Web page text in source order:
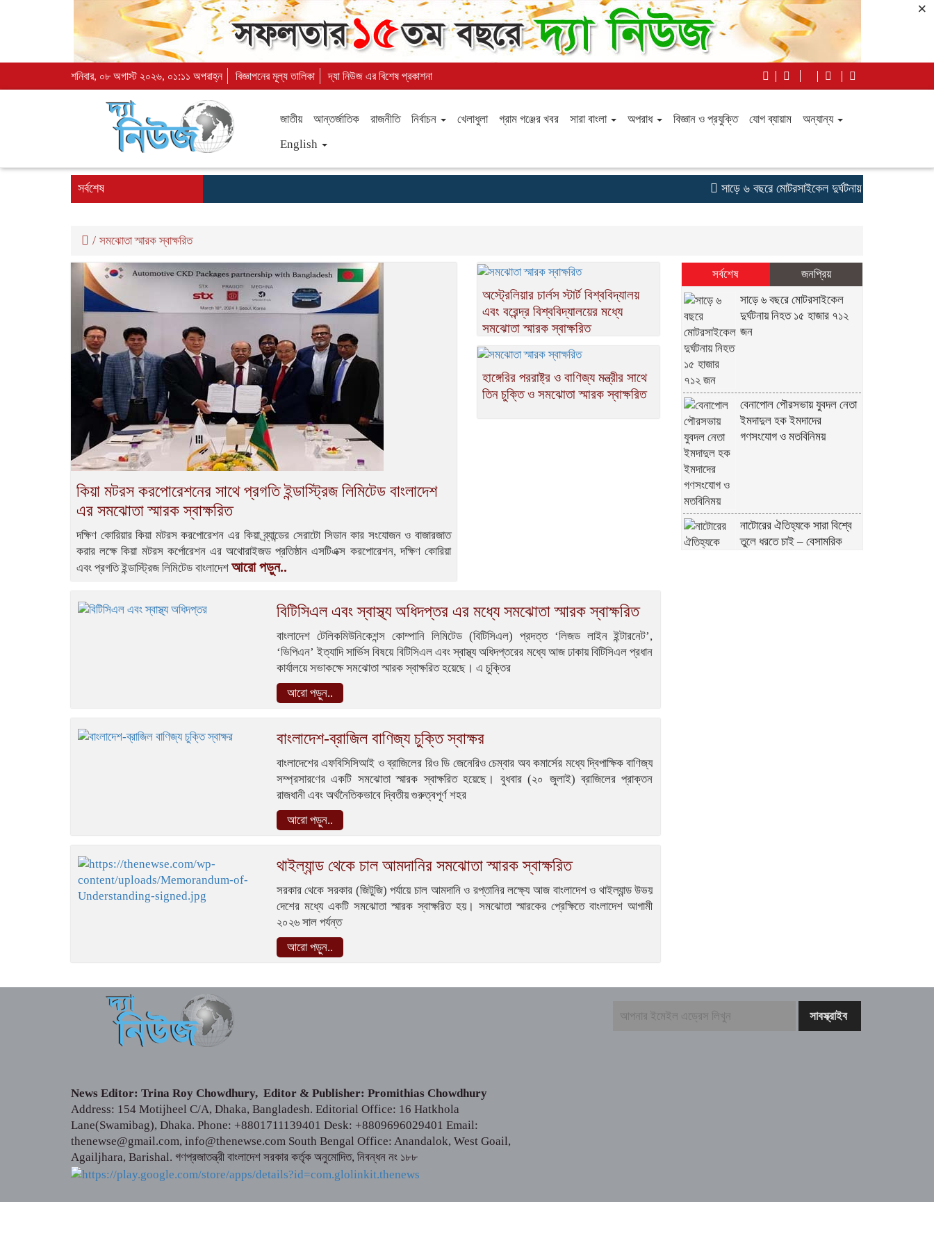
×
শনিবার, ০৮ অগাস্ট ২০২৬, ০১:১১ অপরাহ্ন বিজ্ঞাপনের মূল্য তালিকা দ্যা নিউজ এর বিশেষ প্রকাশনা
জাতীয় আন্তর্জাতিক রাজনীতি নির্বাচন খেলাধুলা গ্রাম গঞ্জের খবর সারা বাংলা অপরাধ বিজ্ঞান ও প্রযুক্তি যোগ ব্যায়াম
অন্যান্য
English
সর্বশেষ সাড়ে ৬ বছরে মোটরসাইকেল দুর্ঘটনায় নিহত ১৫ হাজার
/ সমঝোতা স্মারক স্বাক্ষরিত
কিয়া মটরস করপোরেশনের সাথে প্রগতি ইন্ডাস্ট্রিজ লিমিটেড বাংলাদেশ
এর সমঝোতা স্মারক স্বাক্ষরিত
দক্ষিণ কোরিয়ার কিয়া মটরস করপোরেশন এর কিয়া ব্র্যান্ডের সেরাটো সিডান কার সংযোজন ও বাজারজাত
করার লক্ষে কিয়া মটরস কর্পোরেশন এর অথোরাইজড প্রতিষ্ঠান এসটিএক্স করপোরেশন, দক্ষিণ কোরিয়া
এবং প্রগতি ইন্ডাস্ট্রিজ লিমিটেড বাংলাদেশ আরো পড়ুন..
অস্ট্রেলিয়ার চার্লস স্টার্ট বিশ্ববিদ্যালয়
এবং বরেন্দ্র বিশ্ববিদ্যালয়ের মধ্যে
সমঝোতা স্মারক স্বাক্ষরিত
হাঙ্গেরির পররাষ্ট্র ও বাণিজ্য মন্ত্রীর সাথে
তিন চুক্তি ও সমঝোতা স্মারক স্বাক্ষরিত
বিটিসিএল এবং স্বাস্থ্য অধিদপ্তর এর মধ্যে সমঝোতা স্মারক স্বাক্ষরিত
বাংলাদেশ টেলিকমিউনিকেশন্স কোম্পানি লিমিটেড (বিটিসিএল) প্রদত্ত ‘লিজড লাইন ইন্টারনেট’,
‘ভিপিএন’ ইত্যাদি সার্ভিস বিষয়ে বিটিসিএল এবং স্বাস্থ্য অধিদপ্তরের মধ্যে আজ ঢাকায় বিটিসিএল প্রধান
কার্যালয়ে সভাকক্ষে সমঝোতা স্মারক স্বাক্ষরিত হয়েছে। এ চুক্তির
আরো পড়ুন..
বাংলাদেশ-ব্রাজিল বাণিজ্য চুক্তি স্বাক্ষর
বাংলাদেশের এফবিসিসিআই ও ব্রাজিলের রিও ডি জেনেরিও চেম্বার অব কমার্সের মধ্যে দ্বিপাক্ষিক বাণিজ্য
সম্প্রসারণের একটি সমঝোতা স্মারক স্বাক্ষরিত হয়েছে। বুধবার (২০ জুলাই) ব্রাজিলের প্রাক্তন
রাজধানী এবং অর্থনৈতিকভাবে দ্বিতীয় গুরুত্বপূর্ণ শহর
আরো পড়ুন..
থাইল্যান্ড থেকে চাল আমদানির সমঝোতা স্মারক স্বাক্ষরিত
সরকার থেকে সরকার (জিটুজি) পর্যায়ে চাল আমদানি ও রপ্তানির লক্ষ্যে আজ বাংলাদেশ ও থাইল্যান্ড উভয়
দেশের মধ্যে একটি সমঝোতা স্মারক স্বাক্ষরিত হয়। সমঝোতা স্মারকের প্রেক্ষিতে বাংলাদেশ আগামী
২০২৬ সাল পর্যন্ত
আরো পড়ুন..
সর্বশেষ
জনপ্রিয়
সাড়ে ৬ বছরে মোটরসাইকেল
দুর্ঘটনায় নিহত ১৫ হাজার ৭১২
জন
বেনাপোল পৌরসভায় যুবদল নেতা
ইমদাদুল হক ইমদাদের
গণসংযোগ ও মতবিনিময়
নাটোরের ঐতিহ্যকে সারা বিশ্বে
তুলে ধরতে চাই – বেসামরিক
বোতল ভারতীয় নেশা জাতীয়
News Editor: Trina Roy Chowdhury, Editor & Publisher: Promithias Chowdhury
Address: 154 Motijheel C/A, Dhaka, Bangladesh. Editorial Office: 16 Hatkhola
Lane(Swamibag), Dhaka. Phone: +8801711139401 Desk: +8809696029401 Email:
thenewse@gmail.com, info@thenewse.com South Bengal Office: Anandalok, West Goail,
Agailjhara, Barishal. গণপ্রজাতন্ত্রী বাংলাদেশ সরকার কর্তৃক অনুমোদিত, নিবন্ধন নং ১৮৮